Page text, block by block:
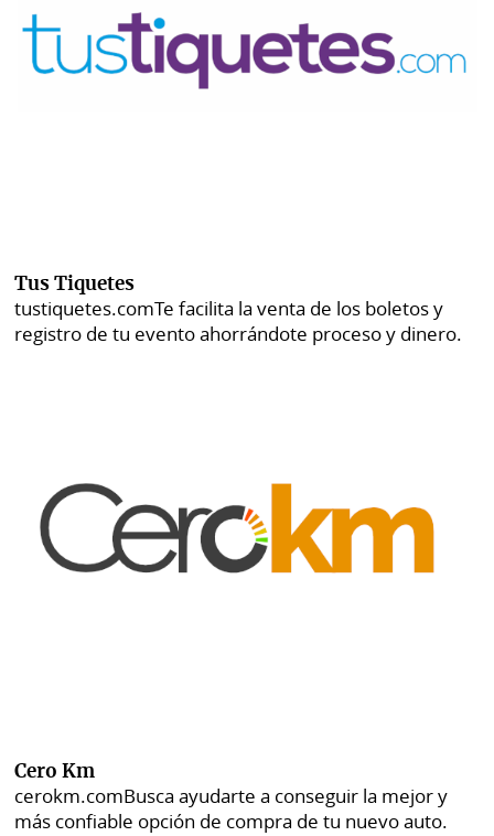
Tus Tiquetes
tustiquetes.comTe facilita la venta de los boletos y
registro de tu evento ahorrándote proceso y dinero.
Cero Km
cerokm.comBusca ayudarte a conseguir la mejor y
más confiable opción de compra de tu nuevo auto.